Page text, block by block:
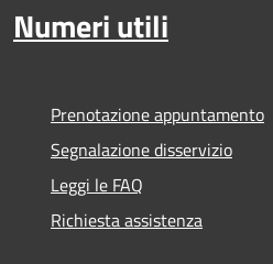
Numeri utili
Prenotazione appuntamento
Segnalazione disservizio
Leggi le FAQ
Richiesta assistenza